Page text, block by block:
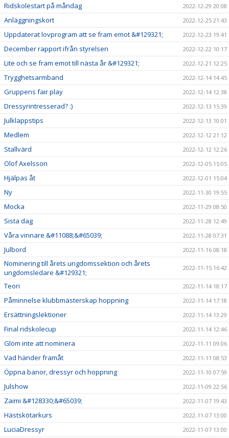
Ridskolestart på måndag 2022-12-29 20:08
Anläggningskort 2022-12-25 21:43
Uppdaterat lovprogram att se fram emot &#129321; 2022-12-23 19:41
December rapport ifrån styrelsen 2022-12-22 10:17
Lite och se fram emot till nästa år &#129321; 2022-12-21 12:25
Trygghetsarmband 2022-12-14 14:45
Gruppens fair play 2022-12-14 12:38
Dressyrintresserad? :) 2022-12-13 15:39
Julklappstips 2022-12-13 10:01
Medlem 2022-12-12 21:12
Stallvärd 2022-12-12 12:26
Olof Axelsson 2022-12-05 15:05
Hjälpas åt 2022-12-01 15:04
Ny 2022-11-30 19:55
Mocka 2022-11-29 08:50
Sista dag 2022-11-28 12:49
Våra vinnare &#11088;&#65039; 2022-11-28 07:31
Julbord 2022-11-16 08:18
Nominering till årets ungdomssektion och årets
ungdomsledare &#129321;
2022-11-15 16:42
Teori 2022-11-14 18:17
Påminnelse klubbmästerskap hoppning 2022-11-14 17:18
Ersättningslektioner 2022-11-14 13:29
Final ridskolecup 2022-11-14 12:46
Glöm inte att nominera 2022-11-11 09:06
Vad händer framåt 2022-11-11 08:53
Öppna banor, dressyr och hoppning 2022-11-10 07:59
Julshow 2022-11-09 22:56
Zaimi &#128330;&#65039; 2022-11-07 19:43
Hästskötarkurs 2022-11-07 13:00
LuciaDressyr 2022-11-07 13:00